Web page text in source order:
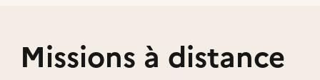
Missions à distance